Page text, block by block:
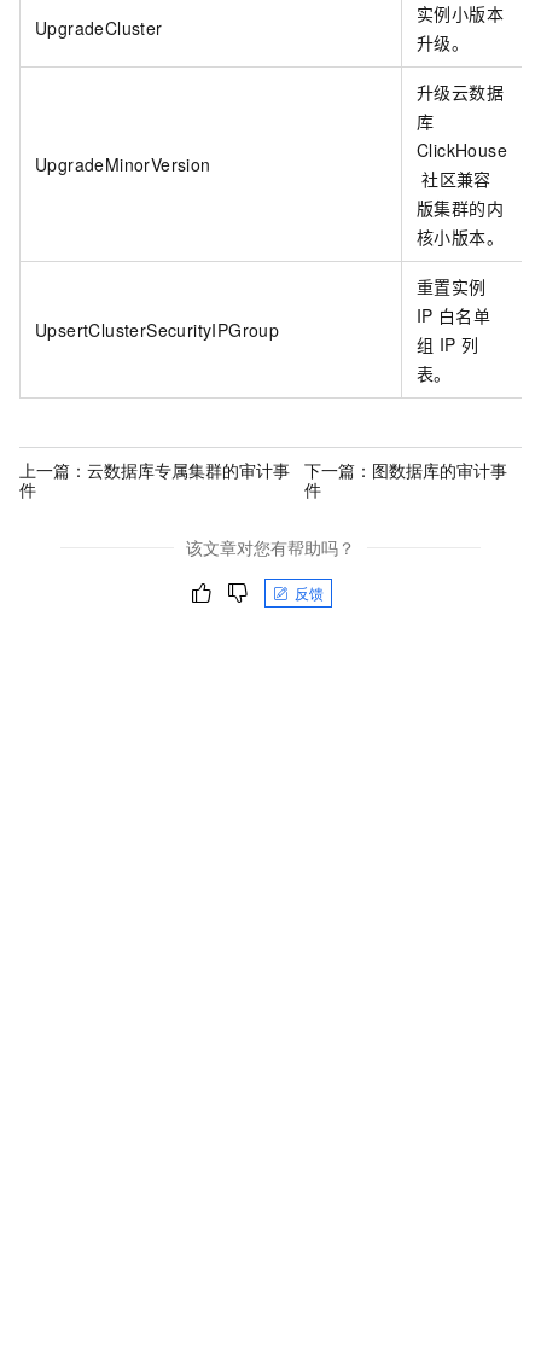
UpgradeCluster
实例小版本
升级。
UpgradeMinorVersion
升级云数据
库
ClickHouse
社区兼容
版集群的内
核小版本。
UpsertClusterSecurityIPGroup
重置实例
IP 白名单
组 IP 列
表。
上一篇： 云数据库专属集群的审计事
件
下一篇： 图数据库的审计事
件
该文章对您有帮助吗？
反馈